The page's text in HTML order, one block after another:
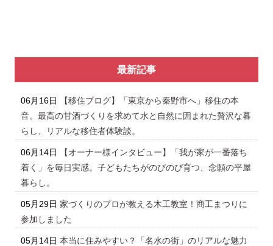
最新記事
06月16日
【移住ブログ】「東京から秦野市へ」移住の本
音。最高の甘酒づくりを求めて水と自然に囲まれた贅沢な暮
らし、リアルな移住者体験談。
06月14日
【オーナー様インタビュー】「我が家が一番落ち
着く」を毎日実感。子どもたちがのびのび育つ、念願の平屋
暮らし。
05月29日 家づくりのプロが教える木工教室！商工まつりに
参加しました
05月14日 本当に住みやすい？「名水の街」のリアルな魅力